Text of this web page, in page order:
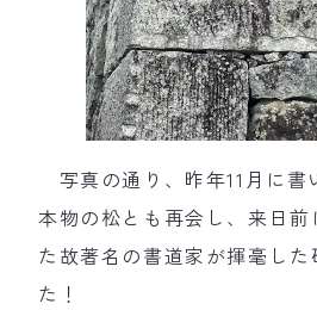
写真の通り、昨年11月に書
本物の松とも再会し、来日前
た故著名の書道家が揮毫した
た！